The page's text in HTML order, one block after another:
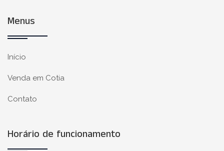
Menus
Início
Venda em Cotia
Contato
Horário de funcionamento